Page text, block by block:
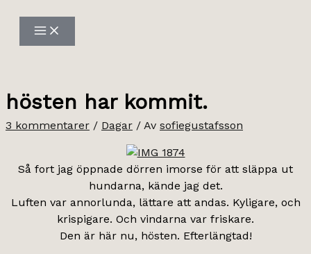
innehåll
hösten har kommit.
3 kommentarer / Dagar / Av sofiegustafsson
Så fort jag öppnade dörren imorse för att släppa ut
hundarna, kände jag det.
Luften var annorlunda, lättare att andas. Kyligare, och
krispigare. Och vindarna var friskare.
Den är här nu, hösten. Efterlängtad!